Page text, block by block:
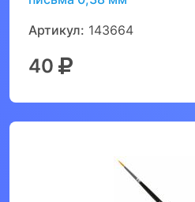
Артикул: 143664
40